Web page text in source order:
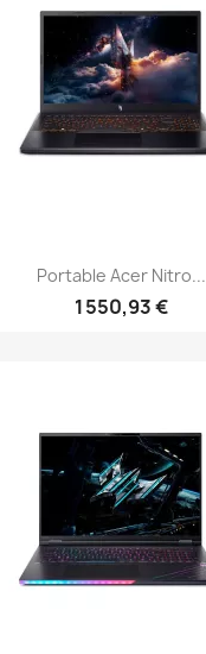
Portable Acer Nitro...
1 550,93 €